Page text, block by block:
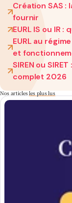
Création SAS
fournir
EURL IS ou IR
EURL au
et
SIREN ou
complet 2026
Nos articlesles plus lus